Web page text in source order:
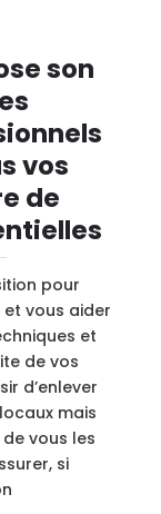
son
vos
de
pour
vous aider
et
de vos
d’enlever
mais
vous les
si